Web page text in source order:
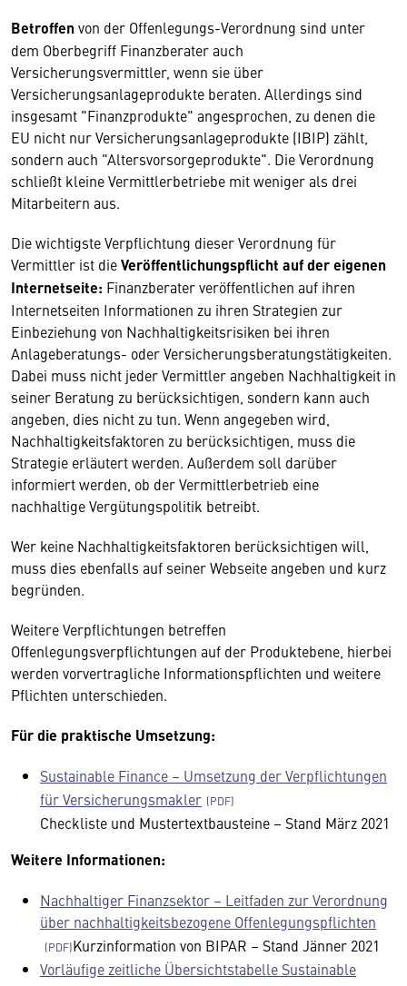
Betroffen von der Offenlegungs-Verordnung sind unter
dem Oberbegriff Finanzberater auch
Versicherungsvermittler, wenn sie über
Versicherungsanlageprodukte beraten. Allerdings sind
insgesamt "Finanzprodukte" angesprochen, zu denen die
EU nicht nur Versicherungsanlageprodukte (IBIP) zählt,
sondern auch "Altersvorsorgeprodukte". Die Verordnung
schließt kleine Vermittlerbetriebe mit weniger als drei
Mitarbeitern aus.
Die wichtigste Verpflichtung dieser Verordnung für
Vermittler ist dieVeröffentlichungspflicht auf der eigenen
Internetseite: Finanzberater veröffentlichen auf ihren
Internetseiten Informationen zu ihren Strategien zur
Einbeziehung von Nachhaltigkeitsrisiken bei ihren
Anlageberatungs- oder Versicherungsberatungstätigkeiten.
Dabei muss nicht jeder Vermittler angeben Nachhaltigkeit in
seiner Beratung zu berücksichtigen, sondern kann auch
angeben, dies nicht zu tun. Wenn angegeben wird,
Nachhaltigkeitsfaktoren zu berücksichtigen, muss die
Strategie erläutert werden. Außerdem soll darüber
informiert werden, ob der Vermittlerbetrieb eine
nachhaltige Vergütungspolitik betreibt.
Wer keine Nachhaltigkeitsfaktoren berücksichtigen will,
muss dies ebenfalls auf seiner Webseite angeben und kurz
begründen.
Weitere Verpflichtungen betreffen
Offenlegungsverpflichtungen auf der Produktebene, hierbei
werden vorvertragliche Informationspflichten und weitere
Pflichten unterschieden.
Für die praktische Umsetzung:
Sustainable Finance – Umsetzung der Verpflichtungen
für Versicherungsmakler
Checkliste und Mustertextbausteine – Stand März 2021
Weitere Informationen:
Nachhaltiger Finanzsektor – Leitfaden zur Verordnung
über nachhaltigkeitsbezogene Offenlegungspflichten
Kurzinformation von BIPAR – Stand Jänner 2021
Vorläufige zeitliche Übersichtstabelle Sustainable